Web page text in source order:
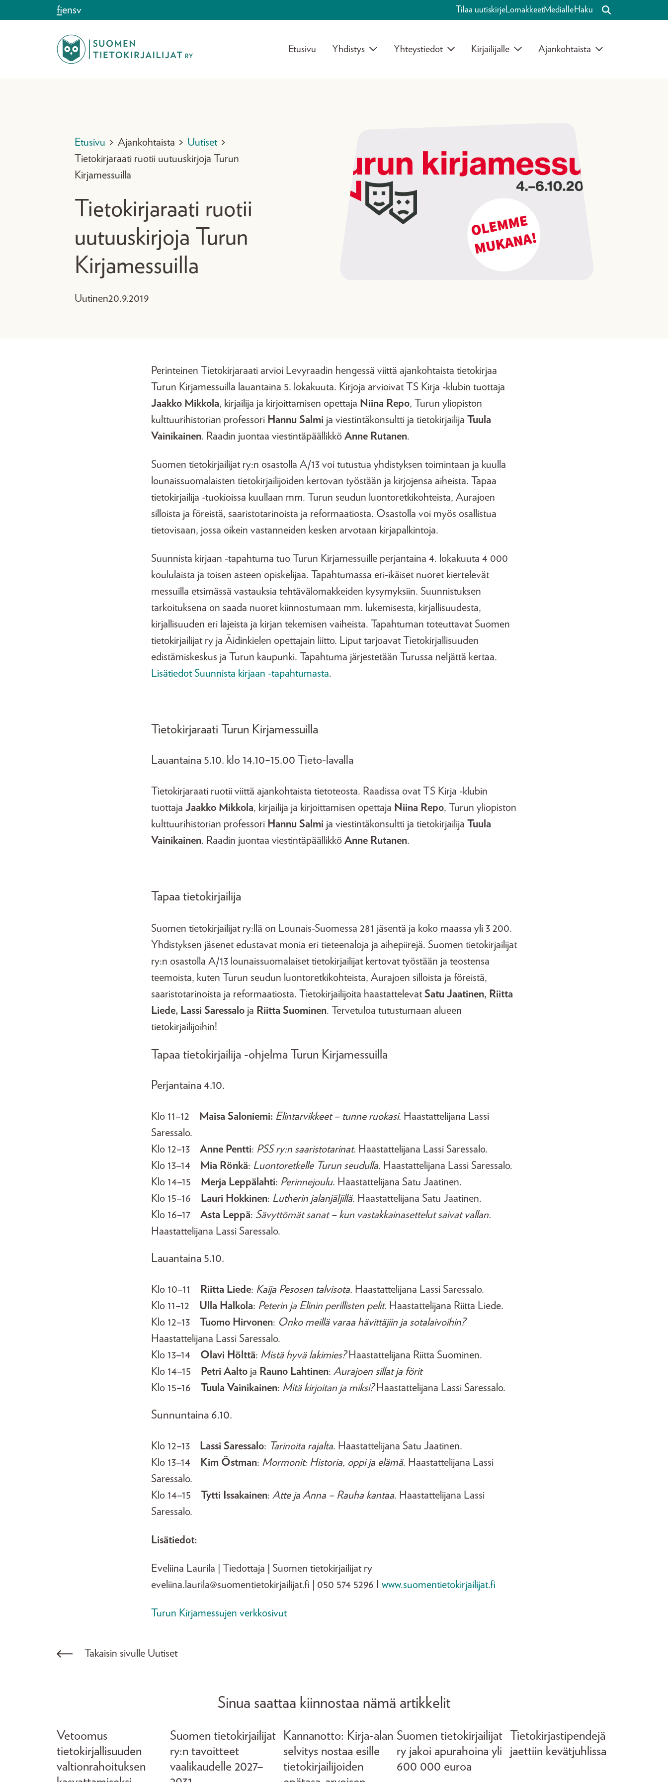
Siirry sisältöönfiensv Tilaa uutiskirjeLomakkeetMedialleHaku
Etusivu Yhdistys Yhteystiedot Kirjailijalle Ajankohtaista
Etusivu > Ajankohtaista > Uutiset >
Tietokirjaraati ruotii uutuuskirjoja Turun
Kirjamessuilla
Tietokirjaraati ruotii
uutuuskirjoja Turun
Kirjamessuilla
Uutinen20.9.2019
Perinteinen Tietokirjaraati arvioi Levyraadin hengessä viittä ajankohtaista tietokirjaa
Turun Kirjamessuilla lauantaina 5. lokakuuta. Kirjoja arvioivat TS Kirja -klubin tuottaja
Jaakko Mikkola, kirjailija ja kirjoittamisen opettaja Niina Repo, Turun yliopiston
kulttuurihistorian professori Hannu Salmi ja viestintäkonsultti ja tietokirjailija Tuula
Vainikainen. Raadin juontaa viestintäpäällikkö Anne Rutanen.
Suomen tietokirjailijat ry:n osastolla A/13 voi tutustua yhdistyksen toimintaan ja kuulla
lounaissuomalaisten tietokirjailijoiden kertovan työstään ja kirjojensa aiheista. Tapaa
tietokirjailija -tuokioissa kuullaan mm. Turun seudun luontoretkikohteista, Aurajoen
silloista ja föreistä, saaristotarinoista ja reformaatiosta. Osastolla voi myös osallistua
tietovisaan, jossa oikein vastanneiden kesken arvotaan kirjapalkintoja.
Suunnista kirjaan -tapahtuma tuo Turun Kirjamessuille perjantaina 4. lokakuuta 4 000
koululaista ja toisen asteen opiskelijaa. Tapahtumassa eri-ikäiset nuoret kiertelevät
messuilla etsimässä vastauksia tehtävälomakkeiden kysymyksiin. Suunnistuksen
tarkoituksena on saada nuoret kiinnostumaan mm. lukemisesta, kirjallisuudesta,
kirjallisuuden eri lajeista ja kirjan tekemisen vaiheista. Tapahtuman toteuttavat Suomen
tietokirjailijat ry ja Äidinkielen opettajain liitto. Liput tarjoavat Tietokirjallisuuden
edistämiskeskus ja Turun kaupunki. Tapahtuma järjestetään Turussa neljättä kertaa.
Lisätiedot Suunnista kirjaan -tapahtumasta.
Tietokirjaraati Turun Kirjamessuilla
Lauantaina 5.10. klo 14.10−15.00 Tieto-lavalla
Tietokirjaraati ruotii viittä ajankohtaista tietoteosta. Raadissa ovat TS Kirja -klubin
tuottaja Jaakko Mikkola, kirjailija ja kirjoittamisen opettaja Niina Repo, Turun yliopiston
kulttuurihistorian professori Hannu Salmi ja viestintäkonsultti ja tietokirjailija Tuula
Vainikainen. Raadin juontaa viestintäpäällikkö Anne Rutanen.
Tapaa tietokirjailija
Suomen tietokirjailijat ry:llä on Lounais-Suomessa 281 jäsentä ja koko maassa yli 3 200.
Yhdistyksen jäsenet edustavat monia eri tieteenaloja ja aihepiirejä. Suomen tietokirjailijat
ry:n osastolla A/13 lounaissuomalaiset tietokirjailijat kertovat työstään ja teostensa
teemoista, kuten Turun seudun luontoretkikohteista, Aurajoen silloista ja föreistä,
saaristotarinoista ja reformaatiosta. Tietokirjailijoita haastattelevatSatu Jaatinen, Riitta
Liede, Lassi Saressalo ja Riitta Suominen. Tervetuloa tutustumaan alueen
tietokirjailijoihin!
Tapaa tietokirjailija -ohjelma Turun Kirjamessuilla
Perjantaina 4.10.
Klo 11–12 Maisa Saloniemi: Elintarvikkeet – tunne ruokasi. Haastattelijana Lassi
Saressalo.
Klo 12–13 Anne Pentti: PSS ry:n saaristotarinat. Haastattelijana Lassi Saressalo.
Klo 13–14 Mia Rönkä: Luontoretkelle Turun seudulla. Haastattelijana Lassi Saressalo.
Klo 14–15 Merja Leppälahti: Perinnejoulu. Haastattelijana Satu Jaatinen.
Klo 15–16
Lauri Hokkinen: Lutherin jalanjäljillä. Haastattelijana Satu Jaatinen.
Klo 16–17 Asta Leppä: Sävyttömät sanat – kun vastakkainasettelut saivat vallan.
Haastattelijana Lassi Saressalo.
Lauantaina 5.10.
Klo 10–11 Riitta Liede: Kaija Pesosen talvisota. Haastattelijana Lassi Saressalo.
Klo 11–12 Ulla Halkola: Peterin ja Elinin perillisten pelit. Haastattelijana Riitta Liede.
Klo 12–13 Tuomo Hirvonen: Onko meillä varaa hävittäjiin ja sotalaivoihin?
Haastattelijana Lassi Saressalo.
Klo 13–14 Olavi Hölttä: Mistä hyvä lakimies?Haastattelijana Riitta Suominen.
Klo 14–15
Petri Aalto ja Rauno Lahtinen: Aurajoen sillat ja förit
Klo 15–16 Tuula Vainikainen: Mitä kirjoitan ja miksi?Haastattelijana Lassi Saressalo.
Sunnuntaina 6.10.
Klo 12–13 Lassi Saressalo: Tarinoita rajalta. Haastattelijana Satu Jaatinen.
Klo 13–14
Kim Östman: Mormonit: Historia, oppi ja elämä. Haastattelijana Lassi
Saressalo.
Klo 14–15 Tytti Issakainen: Atte ja Anna – Rauha kantaa. Haastattelijana Lassi
Saressalo.
Lisätiedot:
Eveliina Laurila | Tiedottaja | Suomen tietokirjailijat ry
eveliina.laurila@suomentietokirjailijat.fi | 050 574 5296 I www.suomentietokirjailijat.fi
Turun Kirjamessujen verkkosivut
Takaisin sivulle Uutiset
Sinua saattaa kiinnostaa nämä artikkelit
Vetoomus
tietokirjallisuuden
valtionrahoituksen
Suomen tietokirjailijat
ry:n tavoitteet
vaalikaudelle 2027–
Kannanotto: Kirja-alan
selvitys nostaa esille
tietokirjailijoiden
Suomen tietokirjailijat
ry jakoi apurahoina yli
600 000 euroa
Tietokirjastipendejä
jaettiin kevätjuhlissa